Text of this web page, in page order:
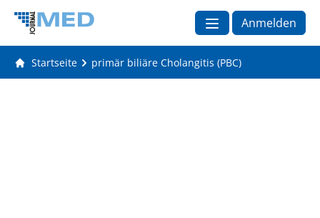
Anmelden
Startseite primär biliäre Cholangitis (PBC)